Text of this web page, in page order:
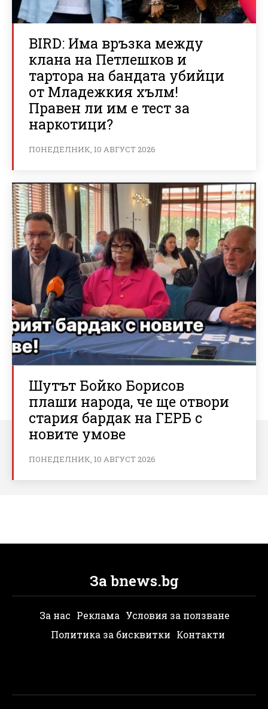
BIRD: Има връзка между
клана на Петлешков и
тартора на бандата убийци
от Младежкия хълм!
Правен ли им е тест за
наркотици?
ПОНЕДЕЛНИК, 10 АВГУСТ 2026
Шутът Бойко Борисов
плаши народа, че ще отвори
стария бардак на ГЕРБ с
новите умове
ПОНЕДЕЛНИК, 10 АВГУСТ 2026
За bnews.bg
За нас Реклама Условия за ползване
Политика за бисквитки Контакти